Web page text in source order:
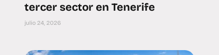
tercer sector en Tenerife
julio 24, 2026